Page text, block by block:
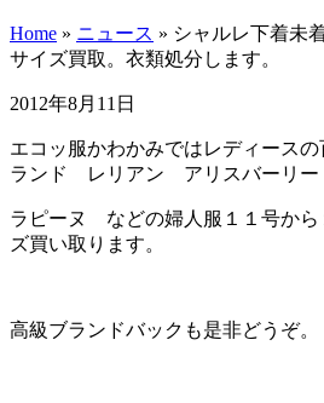
Home » ニュース » シャルレ下着未
サイズ買取。衣類処分します。
2012年8月11日
エコッ服かわかみではレディース
ランド レリアン アリスバーリ
ラピーヌ などの婦人服１１号から
ズ買い取ります。
高級ブランドバックも是非どうぞ。